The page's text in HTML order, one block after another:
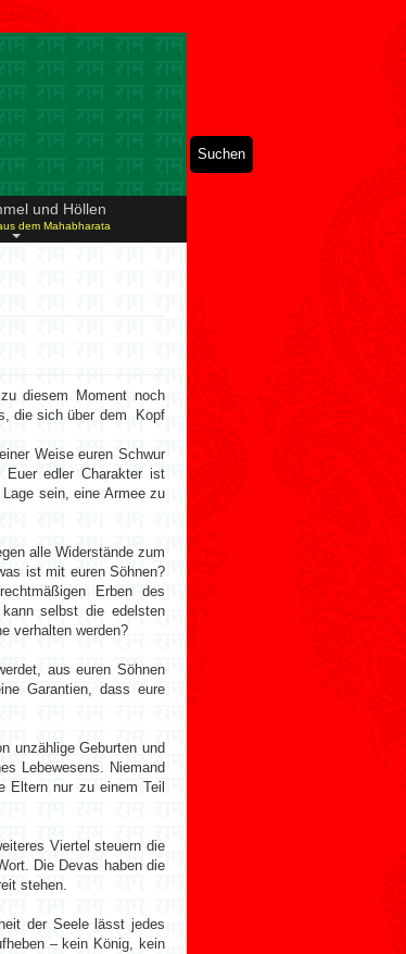
und Höllen
dem Mahabharata
diesem Moment noch
die sich über dem Kopf
Weise euren Schwur
edler Charakter ist
sein, eine Armee zu
alle Widerstände zum
ist mit euren Söhnen?
Erben des
selbst die edelsten
verhalten werden?
aus euren Söhnen
Garantien, dass eure
unzählige Geburten und
Lebewesens. Niemand
Eltern nur zu einem Teil
Viertel steuern die
Die Devas haben die
stehen.
der Seele lässt jedes
– kein König, kein
Suchen